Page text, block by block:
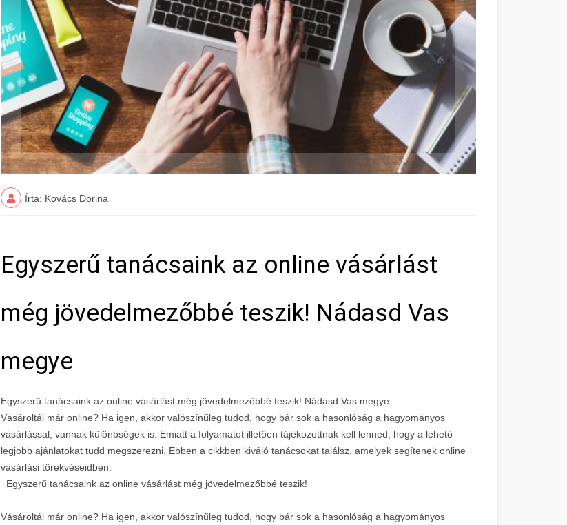
Írta: Kovács Dorina
Egyszerű tanácsaink az online vásárlást
még jövedelmezőbbé teszik! Nádasd Vas
megye
Egyszerű tanácsaink az online vásárlást még jövedelmezőbbé teszik! Nádasd Vas megye
Vásároltál már online? Ha igen, akkor valószínűleg tudod, hogy bár sok a hasonlóság a hagyományos
vásárlással, vannak különbségek is. Emiatt a folyamatot illetően tájékozottnak kell lenned, hogy a lehető
legjobb ajánlatokat tudd megszerezni. Ebben a cikkben kiváló tanácsokat találsz, amelyek segítenek online
vásárlási törekvéseidben.
Egyszerű tanácsaink az online vásárlást még jövedelmezőbbé teszik!
Vásároltál már online? Ha igen, akkor valószínűleg tudod, hogy bár sok a hasonlóság a hagyományos